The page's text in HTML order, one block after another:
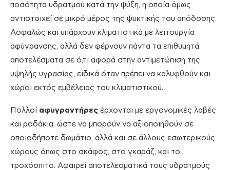
ποσότητα υδρατμού κατά την ψύξη, η οποία όμως
αντιστοιχεί σε μικρό μέρος της ψυκτικής του απόδοσης.
Ασφαλώς και υπάρχουν κλιματιστικά με λειτουργία
αφύγρανσης, αλλά δεν φέρνουν πάντα τα επιθυμητά
αποτελέσματα σε ό,τι αφορά στην αντιμετώπιση της
υψηλής υγρασίας, ειδικά όταν πρέπει να καλυφθούν και
χώροι εκτός εμβέλειας του κλιματιστικού.
Πολλοί αφυγραντήρες έρχονται με εργονομικές λαβές
και ροδάκια, ώστε να μπορούν να αξιοποιηθούν σε
οποιοδήποτε δωμάτιο, αλλά και σε άλλους εσωτερικούς
χώρους όπως στο σκάφος, στο γκαράζ, και το
τροχόσπιτο. Αφαιρεί αποτελεσματικά τους υδρατμούς